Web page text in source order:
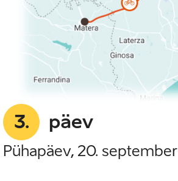
3. päev
Pühapäev, 20. september